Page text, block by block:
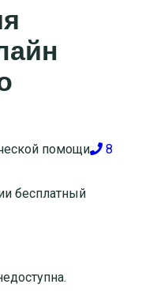
помощи
8
бесплатный